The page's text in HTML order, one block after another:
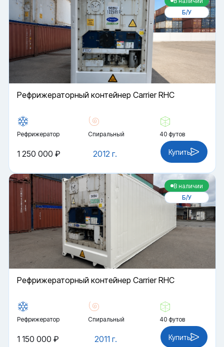
Б/У
Рефрижераторный контейнер Carrier RHC
Рефрижератор Спиральный 40 футов
2012 г.
1 250 000 ₽ Купить
В наличии
Б/У
Рефрижераторный контейнер Carrier RHC
Рефрижератор Спиральный 40 футов
2011 г.
1 150 000 ₽ Купить